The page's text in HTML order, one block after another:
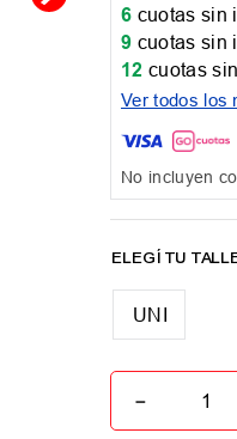
6 cuotas sin
9 cuotas sin
12 cuotas
Ver todos los
No incluyen
UNI
－